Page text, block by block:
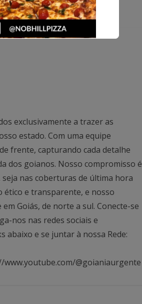
exclusivamente a trazer as
estado. Com uma equipe
frente, capturando cada detalhe
dos goianos. Nosso compromisso é
nas coberturas de última hora
e transparente, e nosso
Goiás, de norte a sul. Conecte-se
nos nas redes sociais e
abaixo e se juntar à nossa Rede:
@goianiaurgente